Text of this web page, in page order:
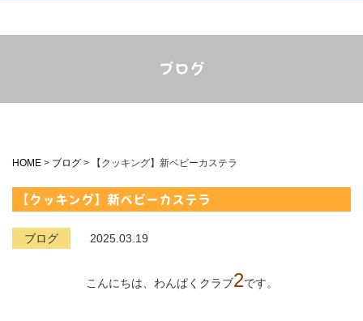
ブログ
HOME > ブログ > 【クッキング】新ベビーカステラ
【クッキング】新ベビーカステラ
ブログ 2025.03.19
こんにちは、わんぱくクラブ2です。